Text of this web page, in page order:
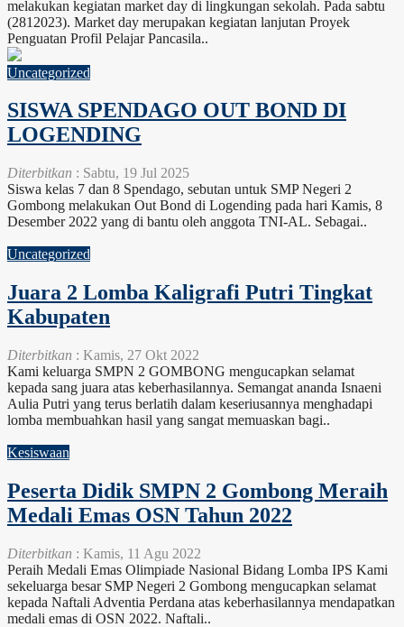
melakukan kegiatan market day di lingkungan sekolah. Pada sabtu
(2812023). Market day merupakan kegiatan lanjutan Proyek
Penguatan Profil Pelajar Pancasila..
Uncategorized
SISWA SPENDAGO OUT BOND DI
LOGENDING
Diterbitkan : Sabtu, 19 Jul 2025
Siswa kelas 7 dan 8 Spendago, sebutan untuk SMP Negeri 2
Gombong melakukan Out Bond di Logending pada hari Kamis, 8
Desember 2022 yang di bantu oleh anggota TNI-AL. Sebagai..
Uncategorized
Juara 2 Lomba Kaligrafi Putri Tingkat
Kabupaten
Diterbitkan : Kamis, 27 Okt 2022
Kami keluarga SMPN 2 GOMBONG mengucapkan selamat
kepada sang juara atas keberhasilannya. Semangat ananda Isnaeni
Aulia Putri yang terus berlatih dalam keseriusannya menghadapi
lomba membuahkan hasil yang sangat memuaskan bagi..
Kesiswaan
Peserta Didik SMPN 2 Gombong Meraih
Medali Emas OSN Tahun 2022
Diterbitkan : Kamis, 11 Agu 2022
Peraih Medali Emas Olimpiade Nasional Bidang Lomba IPS Kami
sekeluarga besar SMP Negeri 2 Gombong mengucapkan selamat
kepada Naftali Adventia Perdana atas keberhasilannya mendapatkan
medali emas di OSN 2022. Naftali..